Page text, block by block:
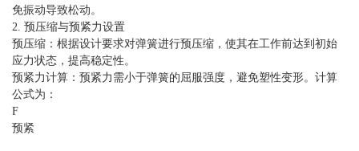
免振动导致松动。
2. 预压缩与预紧力设置
预压缩：根据设计要求对弹簧进行预压缩，使其在工作前达到初始
应力状态，提高稳定性。
预紧力计算：预紧力需小于弹簧的屈服强度，避免塑性变形。计算
公式为：
F
预紧